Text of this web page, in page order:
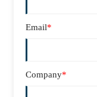
Email*
Company*